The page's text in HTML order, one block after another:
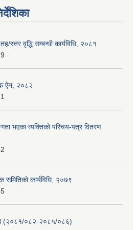
स्तर वृद्धि सम्बन्धी कार्यविधि, २०८१
ऐन, २०८२
भएका व्यक्तिको परिचय-पत्र वितरण
समितिको कार्यविधि, २०७९
(२०८१/०८२-२०८५/०८६)